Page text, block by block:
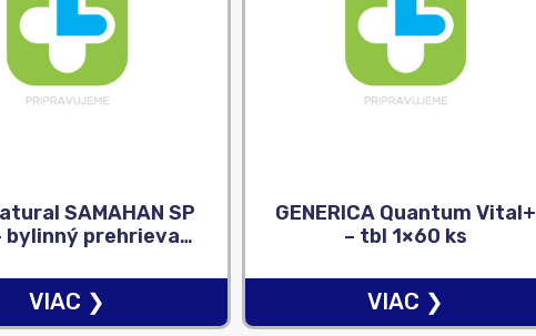
SAMAHAN SP
bylinný prehrievací
1×7 g
VIAC ❯
GENERICA Quantum Vital+
– tbl 1×60 ks
VIAC ❯